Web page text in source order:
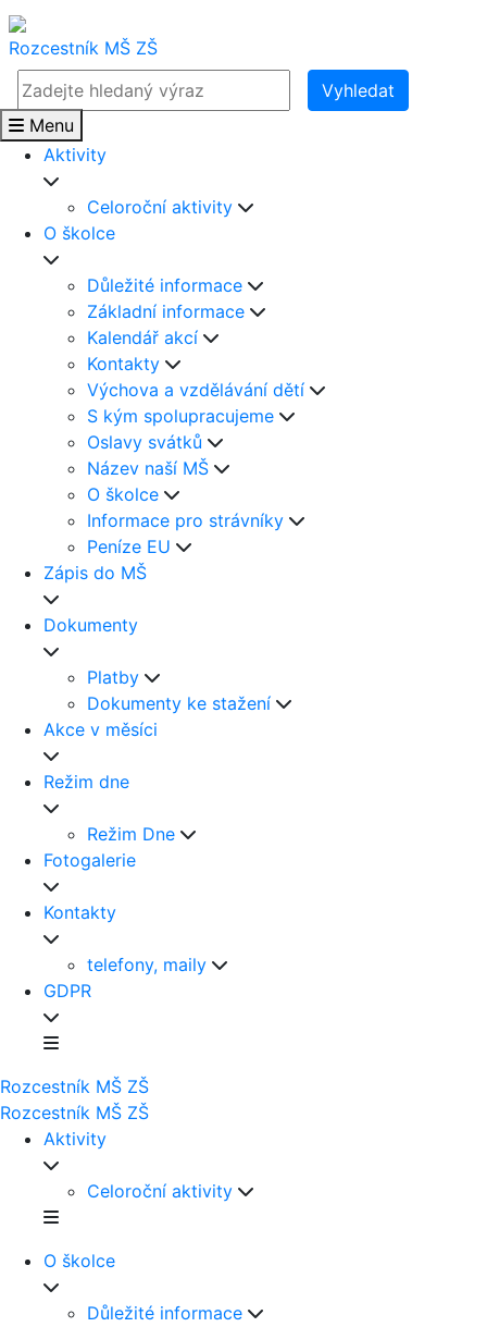
Rozcestník MŠ ZŠ
Vyhledat
Menu
Aktivity
Celoroční aktivity
O školce
Důležité informace
Základní informace
Kalendář akcí
Kontakty
Výchova a vzdělávání dětí
S kým spolupracujeme
Oslavy svátků
Název naší MŠ
O školce
Informace pro strávníky
Peníze EU
Zápis do MŠ
Dokumenty
Platby
Dokumenty ke stažení
Akce v měsíci
Režim dne
Režim Dne
Fotogalerie
Kontakty
telefony, maily
GDPR
Rozcestník MŠ ZŠ
Rozcestník MŠ ZŠ
Aktivity
Celoroční aktivity
O školce
Důležité informace